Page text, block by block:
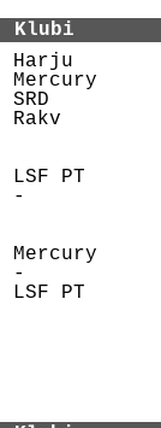
Mercury
SRD
Rakv
LSF PT
-
Mercury
-